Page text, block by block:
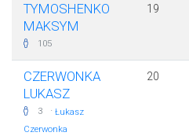
TYMOSHENKO
MAKSYM
105
19
CZERWONKA
LUKASZ
3 · Łukasz
Czerwonka
20